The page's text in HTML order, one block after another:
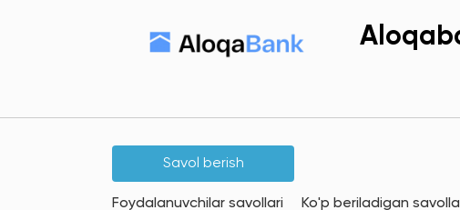
Savol berish
Foydalanuvchilar savollari Ko'p beriladigan